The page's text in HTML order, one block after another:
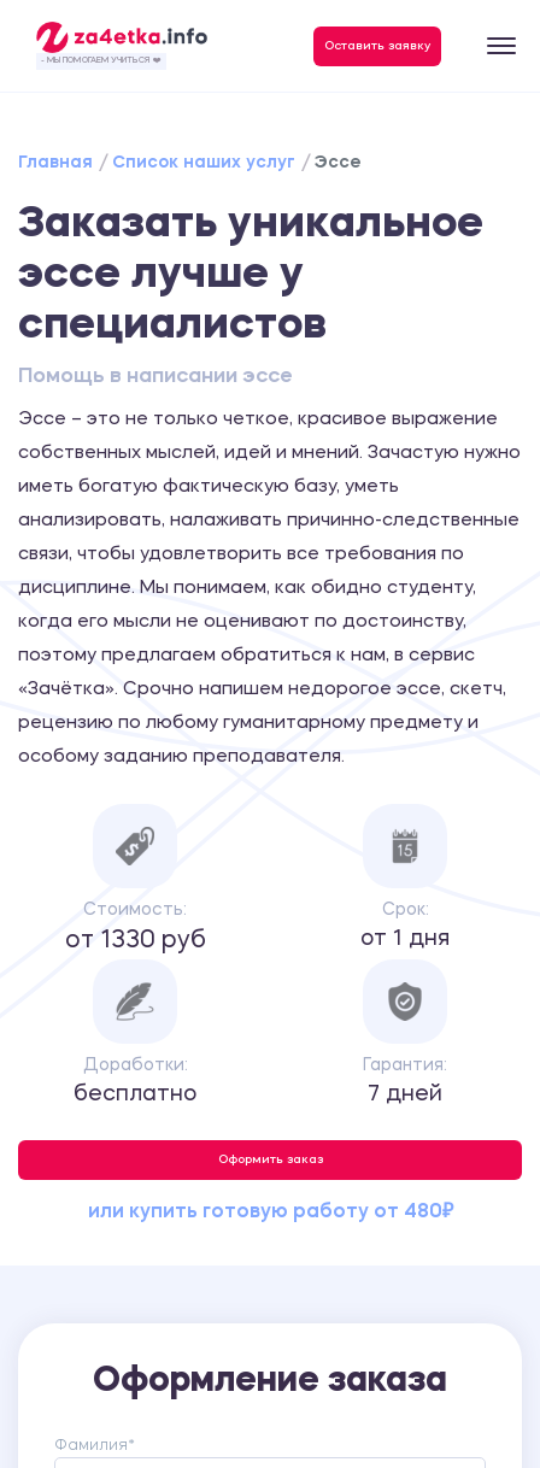
- МЫ ПОМОГАЕМ УЧИТЬСЯ ❤️
Оставить заявку
Главная Список наших услуг Эссе
Заказать уникальное
эссе лучше у
специалистов
Помощь в написании эссе
Эссе – это не только четкое, красивое выражение
собственных мыслей, идей и мнений. Зачастую нужно
иметь богатую фактическую базу, уметь
анализировать, налаживать причинно-следственные
связи, чтобы удовлетворить все требования по
дисциплине. Мы понимаем, как обидно студенту,
когда его мысли не оценивают по достоинству,
поэтому предлагаем обратиться к нам, в сервис
«Зачётка». Срочно напишем недорогое эссе, скетч,
рецензию по любому гуманитарному предмету и
особому заданию преподавателя.
Стоимость:
от 1330 руб
Срок:
от 1 дня
Доработки:
бесплатно
Гарантия:
7 дней
Оформить заказ
или купить готовую работу от 480₽
Оформление заказа
Фамилия*